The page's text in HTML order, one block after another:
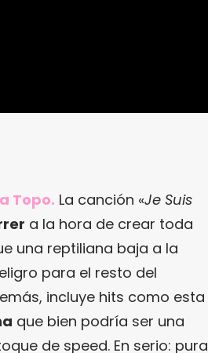
Topo. La canción «Je Suis
a la hora de crear toda
una reptiliana baja a la
para el resto del
incluye hits como esta
que bien podría ser una
de speed. En serio: pura